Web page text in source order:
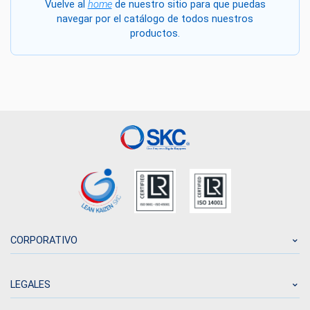
Vuelve al homede nuestro sitio para que puedas
navegar por el catálogo de todos nuestros
productos.
CORPORATIVO
LEGALES